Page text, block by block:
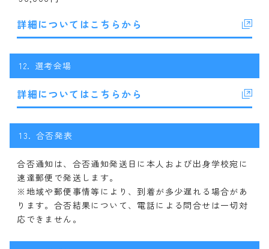
詳細についてはこちらから
12. 選考会場
詳細についてはこちらから
13. 合否発表
合否通知は、合否通知発送日に本人および出身学校宛に
速達郵便で発送します。
※地域や郵便事情等により、到着が多少遅れる場合があ
ります。合否結果について、電話による問合せは一切対
応できません。